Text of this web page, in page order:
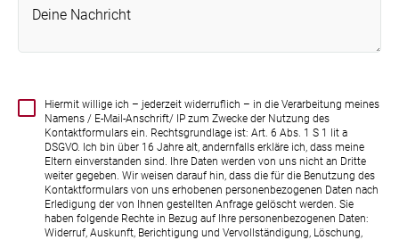
Deine Nachricht
Hiermit willige ich – jederzeit widerruflich – in die Verarbeitung meines
Namens / E-Mail-Anschrift/ IP zum Zwecke der Nutzung des
Kontaktformulars ein. Rechtsgrundlage ist: Art. 6 Abs. 1 S 1 lit a
DSGVO. Ich bin über 16 Jahre alt, andernfalls erkläre ich, dass meine
Eltern einverstanden sind. Ihre Daten werden von uns nicht an Dritte
weiter gegeben. Wir weisen darauf hin, dass die für die Benutzung des
Kontaktformulars von uns erhobenen personenbezogenen Daten nach
Erledigung der von Ihnen gestellten Anfrage gelöscht werden. Sie
haben folgende Rechte in Bezug auf Ihre personenbezogenen Daten:
Widerruf, Auskunft, Berichtigung und Vervollständigung, Löschung,